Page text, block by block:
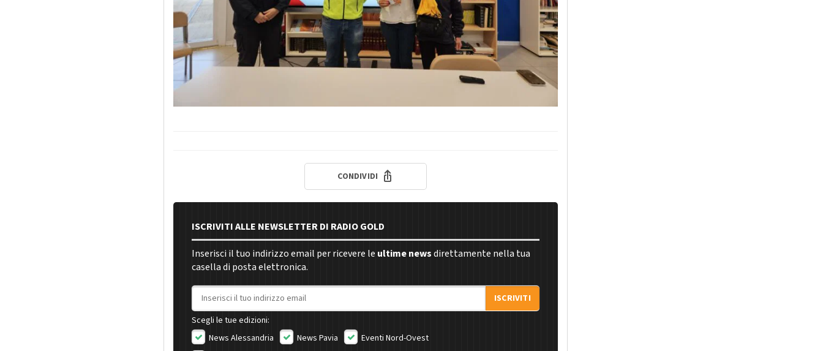
CONDIVIDI
ISCRIVITI ALLE NEWSLETTER DI RADIO GOLD
Inserisci il tuo indirizzo email per ricevere le ultime newsdirettamente nella tua
casella di posta elettronica.
Indirizzo email
ISCRIVITI
Scegli le tue edizioni:
News Alessandria
News Pavia Eventi Nord-Ovest